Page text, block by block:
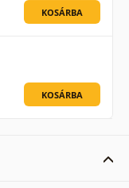
KOSÁRBA
KOSÁRBA